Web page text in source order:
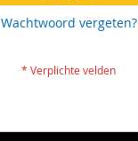
Wachtwoord vergeten?